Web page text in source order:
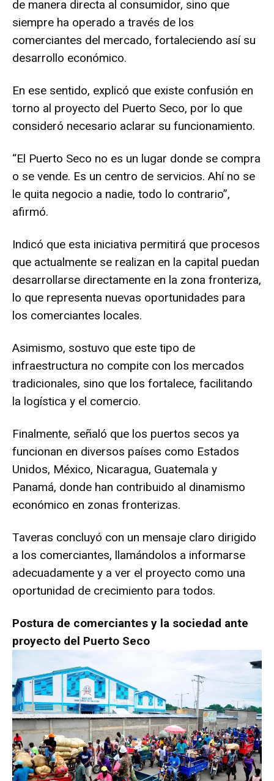
de manera directa al consumidor, sino que
siempre ha operado a través de los
comerciantes del mercado, fortaleciendo así su
desarrollo económico.
En ese sentido, explicó que existe confusión en
torno al proyecto del Puerto Seco, por lo que
consideró necesario aclarar su funcionamiento.
“El Puerto Seco no es un lugar donde se compra
o se vende. Es un centro de servicios. Ahí no se
le quita negocio a nadie, todo lo contrario”,
afirmó.
Indicó que esta iniciativa permitirá que procesos
que actualmente se realizan en la capital puedan
desarrollarse directamente en la zona fronteriza,
lo que representa nuevas oportunidades para
los comerciantes locales.
Asimismo, sostuvo que este tipo de
infraestructura no compite con los mercados
tradicionales, sino que los fortalece, facilitando
la logística y el comercio.
Finalmente, señaló que los puertos secos ya
funcionan en diversos países como Estados
Unidos, México, Nicaragua, Guatemala y
Panamá, donde han contribuido al dinamismo
económico en zonas fronterizas.
Taveras concluyó con un mensaje claro dirigido
a los comerciantes, llamándolos a informarse
adecuadamente y a ver el proyecto como una
oportunidad de crecimiento para todos.
Postura de comerciantes y la sociedad ante
proyecto del Puerto Seco